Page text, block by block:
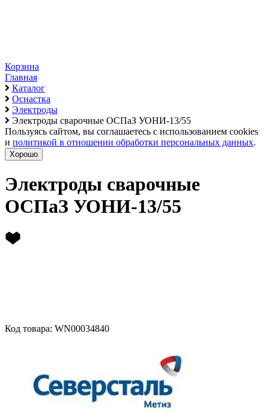
Корзина
Главная
Каталог
Оснастка
Электроды
Электроды сварочные ОСПаЗ УОНИ-13/55
Пользуясь сайтом, вы соглашаетесь с использованием cookies
и политикой в отношении обработки персональных данных.
Хорошо
Электроды сварочные
ОСПаЗ УОНИ-13/55
Код товара: WN00034840